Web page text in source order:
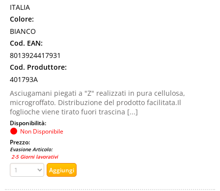
ITALIA
Colore:
BIANCO
Cod. EAN:
8013924417931
Cod. Produttore:
401793A
Asciugamani piegati a "Z" realizzati in pura cellulosa,
microgroffato. Distribuzione del prodotto facilitata.Il
foglioche viene tirato fuori trascina [...]
Disponibilità:
Non Disponibile
Prezzo:
Evasione Articolo:
2-5 Giorni lavorativi